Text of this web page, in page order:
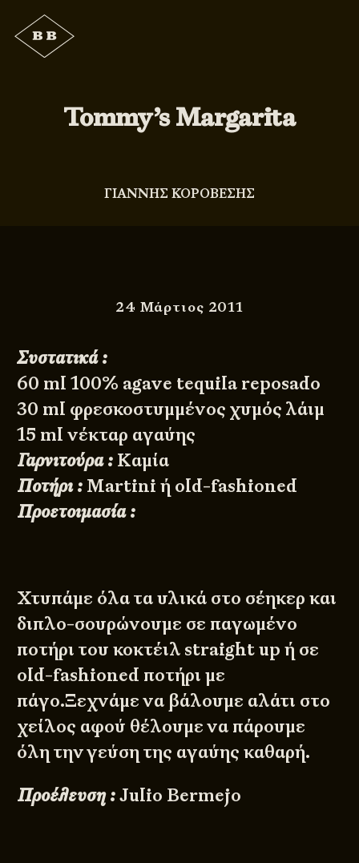
Tommy’s Margarita
ΓΙΑΝΝΗΣ ΚΟΡΟΒΕΣΗΣ
24 Μάρτιος 2011
Συστατικά :
60 ml 100% agave tequila reposado
30 ml φρεσκοστυμμένος χυμός λάιμ
15 ml νέκταρ αγαύης
Γαρνιτούρα : Καμία
Ποτήρι : Martini ή old-fashioned
Προετοιμασία :
Χτυπάμε όλα τα υλικά στο σέηκερ και
διπλο-σουρώνουμε σε παγωμένο
ποτήρι του κοκτέιλ straight up ή σε
old-fashioned ποτήρι με
πάγο.Ξεχνάμε να βάλουμε αλάτι στο
χείλος αφού θέλουμε να πάρουμε
όλη την γεύση της αγαύης καθαρή.
Προέλευση :Julio Bermejo